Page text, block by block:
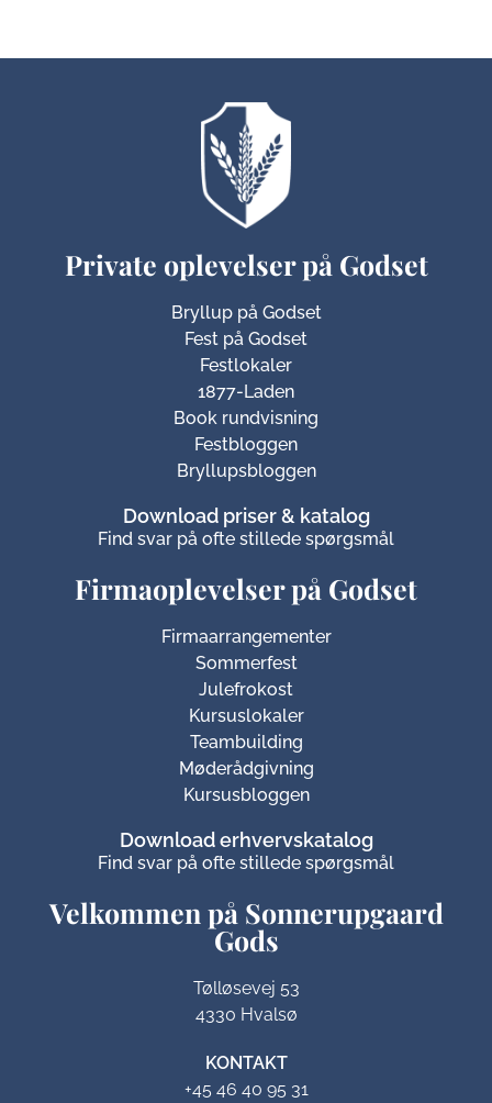
Private oplevelser på Godset
Bryllup på Godset
Fest på Godset
Festlokaler
1877-Laden
Book rundvisning
Festbloggen
Bryllupsbloggen
Download priser & katalog
Find svar på ofte stillede spørgsmål
Velkommen på Sonnerupgaard
Gods​
Tølløsevej 53
4330 Hvalsø
KONTAKT
+45 46 40 95 31
Firmaoplevelser på Godset
Firmaarrangementer
Sommerfest
Julefrokost
Kursuslokaler
Teambuilding
Møderådgivning
Kursusbloggen
Download erhvervskatalog
Find svar på ofte stillede spørgsmål